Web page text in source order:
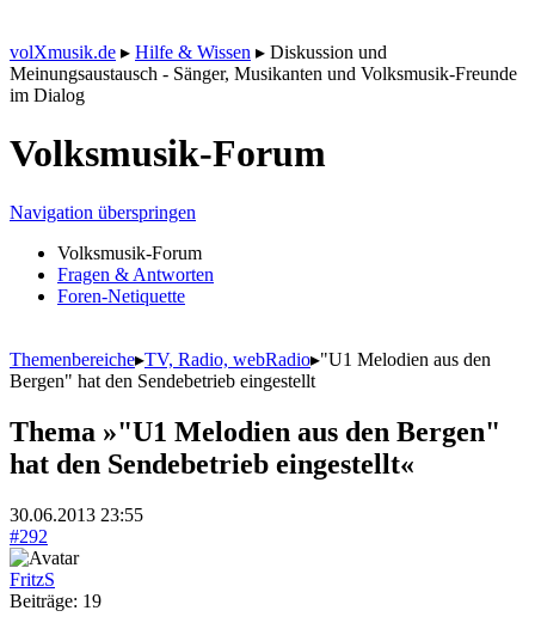
volXmusik.de ▸ Hilfe & Wissen ▸ Diskussion und
Meinungsaustausch - Sänger, Musikanten und Volksmusik-Freunde
im Dialog
Volksmusik-Forum
Navigation überspringen
Volksmusik-Forum
Fragen & Antworten
Foren-Netiquette
Themenbereiche▸TV, Radio, webRadio▸"U1 Melodien aus den
Bergen" hat den Sendebetrieb eingestellt
Thema »"U1 Melodien aus den Bergen"
hat den Sendebetrieb eingestellt«
30.06.2013 23:55
#292
FritzS
Beiträge: 19